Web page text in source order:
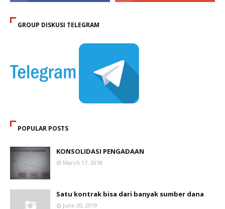
GROUP DISKUSI TELEGRAM
POPULAR POSTS
KONSOLIDASI PENGADAAN
March 17, 2018
Satu kontrak bisa dari banyak sumber dana
June 20, 2019